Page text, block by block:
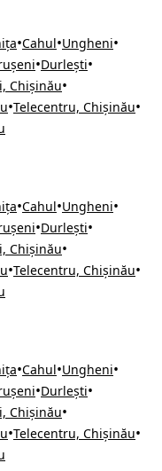
•Cahul•Ungheni•
•Durlești•
Chișinău•
•Telecentru, Chișinău•
•Cahul•Ungheni•
•Durlești•
Chișinău•
•Telecentru, Chișinău•
•Cahul•Ungheni•
•Durlești•
Chișinău•
•Telecentru, Chișinău•